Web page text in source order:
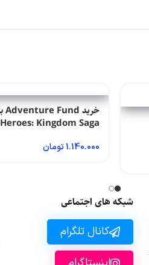
Heroes: Kingdom Saga
1.140.000تومان
شبکه های اجتماعی
کانال تلگرام